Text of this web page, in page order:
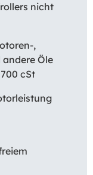
nicht
,
Öle
cSt